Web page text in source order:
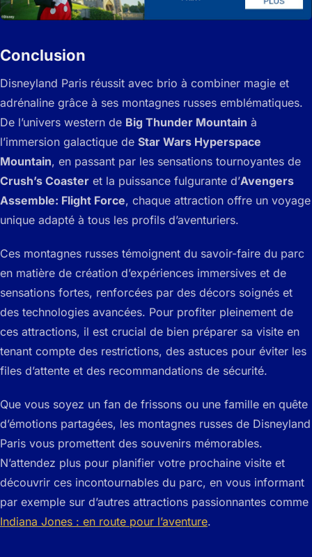
Conclusion
Disneyland Paris réussit avec brio à combiner magie et
adrénaline grâce à ses montagnes russes emblématiques.
De l’univers western de Big Thunder Mountain à
l’immersion galactique de Star Wars Hyperspace
Mountain, en passant par les sensations tournoyantes de
Crush’s Coaster et la puissance fulgurante d’Avengers
Assemble: Flight Force, chaque attraction offre un voyage
unique adapté à tous les profils d’aventuriers.
Ces montagnes russes témoignent du savoir-faire du parc
en matière de création d’expériences immersives et de
sensations fortes, renforcées par des décors soignés et
des technologies avancées. Pour profiter pleinement de
ces attractions, il est crucial de bien préparer sa visite en
tenant compte des restrictions, des astuces pour éviter les
files d’attente et des recommandations de sécurité.
Que vous soyez un fan de frissons ou une famille en quête
d’émotions partagées, les montagnes russes de Disneyland
Paris vous promettent des souvenirs mémorables.
N’attendez plus pour planifier votre prochaine visite et
découvrir ces incontournables du parc, en vous informant
par exemple sur d’autres attractions passionnantes comme
Indiana Jones : en route pour l’aventure.